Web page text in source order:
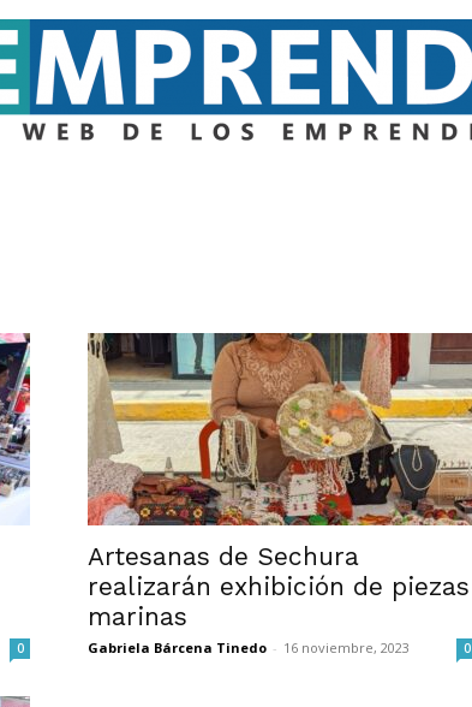
0
Artesanas de Sechura
realizarán exhibición de piezas
marinas
Gabriela Bárcena Tinedo - 16 noviembre, 2023 0